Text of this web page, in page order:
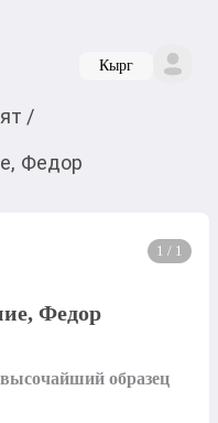
Кырг
/
Федор
1 / 1
Федор
образец